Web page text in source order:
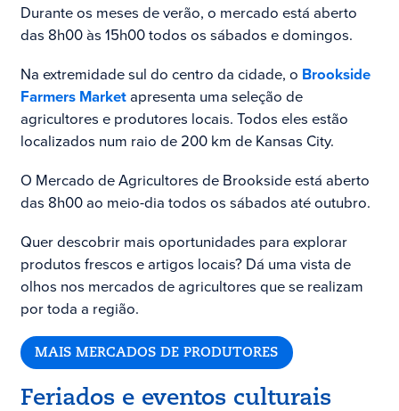
Durante os meses de verão, o mercado está aberto
das 8h00 às 15h00 todos os sábados e domingos.
Na extremidade sul do centro da cidade, o Brookside
Farmers Marketapresenta uma seleção de
agricultores e produtores locais. Todos eles estão
localizados num raio de 200 km de Kansas City.
O Mercado de Agricultores de Brookside está aberto
das 8h00 ao meio-dia todos os sábados até outubro.
Quer descobrir mais oportunidades para explorar
produtos frescos e artigos locais? Dá uma vista de
olhos nos mercados de agricultores que se realizam
por toda a região.
MAIS MERCADOS DE PRODUTORES
Feriados e eventos culturais